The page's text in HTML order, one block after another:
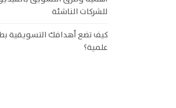
للشركات الناشئة
كيف تضع أهدافك التسويقية
علمية؟